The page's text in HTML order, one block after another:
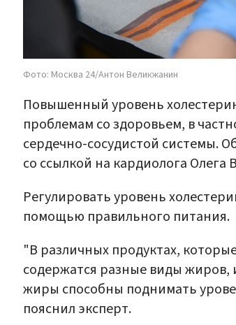
Фото: Москва 24/Антон Великжанин
Повышенный уровень
проблемам со здоровьем, в
сердечно-сосудистой системы.
со ссылкой на кардиолога Олега
Регулировать уровень
помощью правильного питания.
"В различных продуктах,
содержатся разные виды
жиры способны поднимать
пояснил эксперт.